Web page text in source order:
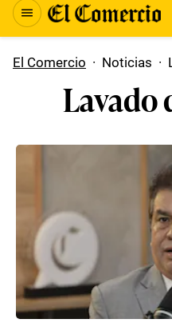
El Comercio · Noticias ·
Lavado